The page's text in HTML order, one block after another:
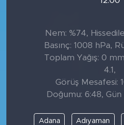
Nem: %74,
Basınç: 1008 hPa,
Toplam Yağış: 0
4.1,
Görüş Mesafesi:
Doğumu: 6:48, Gün
Adana Adıyaman